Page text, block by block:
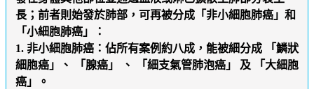
長；前者則始發於肺部，可再被分成「非小細胞肺癌」和
「小細胞肺癌」：
1. 非小細胞肺癌：佔所有案例約八成，能被細分成 「鱗狀
細胞癌」、 「腺癌」 、 「細支氣管肺泡癌」 及 「大細胞
癌」。